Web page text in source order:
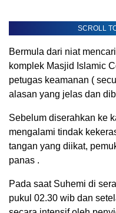
SCROLL
Bermula dari niat
komplek Masjid Islamic
petugas keamanan (
alasan yang jelas dan
Sebelum diserahkan ke
mengalami tindak
tangan yang diikat,
panas .
Pada saat Suhemi di
pukul 02.30 wib dan